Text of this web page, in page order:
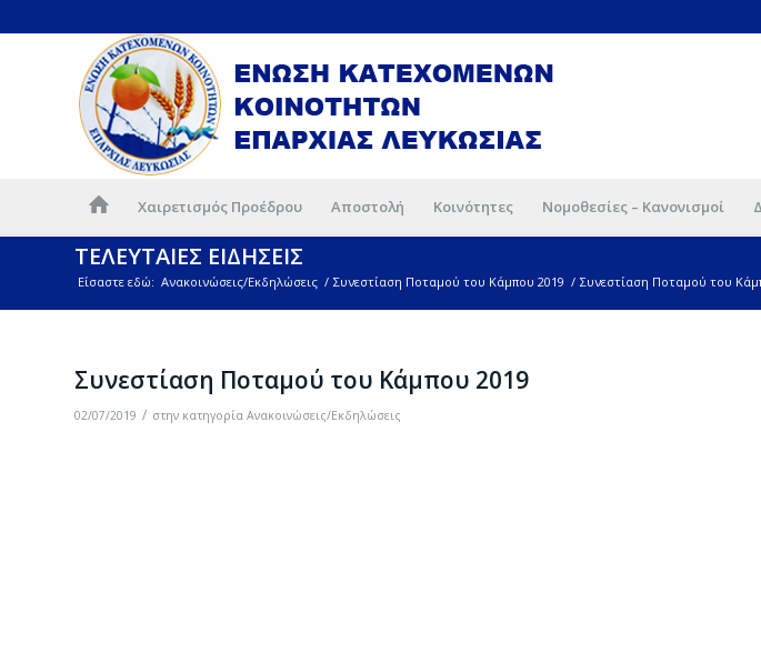
Χαιρετισμός Προέδρου Αποστολή Κοινότητες Νομοθεσίες – Κανονισμοί
ΤΕΛΕΥΤΑΙΕΣ ΕΙΔΗΣΕΙΣ
Είσαστε εδώ: Ανακοινώσεις/Εκδηλώσεις / Συνεστίαση Ποταμού του Κάμπου 2019 / Συνεστίαση Ποταμού του
Συνεστίαση Ποταμού του Κάμπου 2019
02/07/2019 / στην κατηγορία Ανακοινώσεις/Εκδηλώσεις